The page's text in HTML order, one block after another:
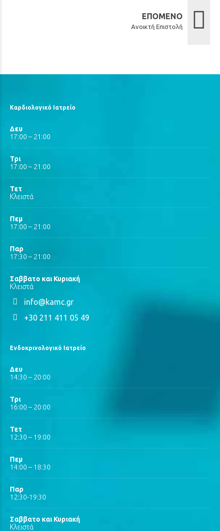
ΕΠΌΜΕΝΟ
Ανοικτή Επιστολή
Καρδιολογικό Ιατρείο
Δευ
17:00 – 21:00
Τρι
17:00 – 21:00
Τετ
Κλειστά
Πεμ
17:00 – 21:00
Παρ
17:30 – 21:00
Σαββατο και Κυριακή
Κλειστά
info@kamc.gr
+30 211 411 05 49
Ενδοκρινολογικό Ιατρείο
Δευ
14:30 – 20:00
Τρι
16:00 – 20:00
Τετ
12:30 – 19:00
Πεμ
14:00 – 18:30
Παρ
12:30-19:30
Σαββατο και Κυριακή
Κλειστά